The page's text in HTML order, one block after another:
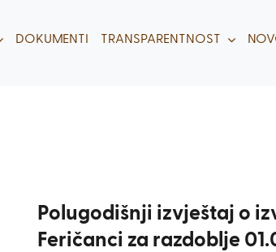
DOKUMENTI TRANSPARENTNOST
Polugodišnji izvještaj o
Feričanci za razdoblje